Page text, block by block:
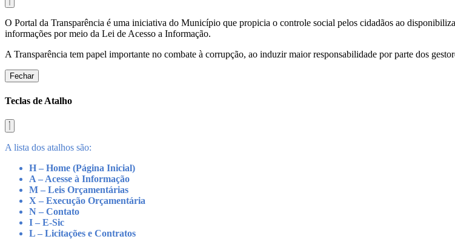
O Portal da Transparência é uma iniciativa do Município que propicia o controle social pelos cidadãos ao
informações por meio da Lei de Acesso a Informação.
A Transparência tem papel importante no combate à corrupção, ao induzir maior responsabilidade por parte dos
Fechar
Teclas de Atalho
A lista dos atalhos são:
H – Home (Página Inicial)
A – Acesse à Informação
M – Leis Orçamentárias
X – Execução Orçamentária
N – Contato
I – E-Sic
L – Licitações e Contratos